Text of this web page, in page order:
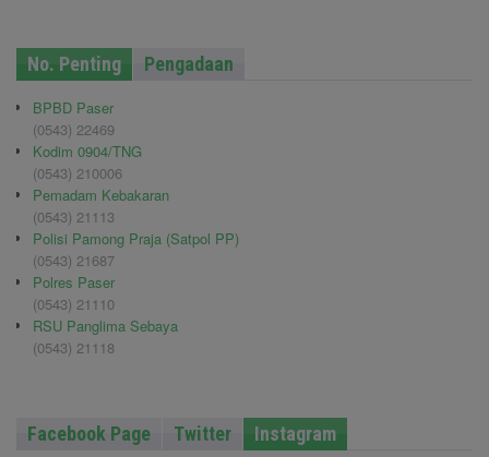
No. Penting Pengadaan
BPBD Paser
(0543) 22469
Kodim 0904/TNG
(0543) 210006
Pemadam Kebakaran
(0543) 21113
Polisi Pamong Praja (Satpol PP)
(0543) 21687
Polres Paser
(0543) 21110
RSU Panglima Sebaya
(0543) 21118
Facebook Page Twitter Instagram